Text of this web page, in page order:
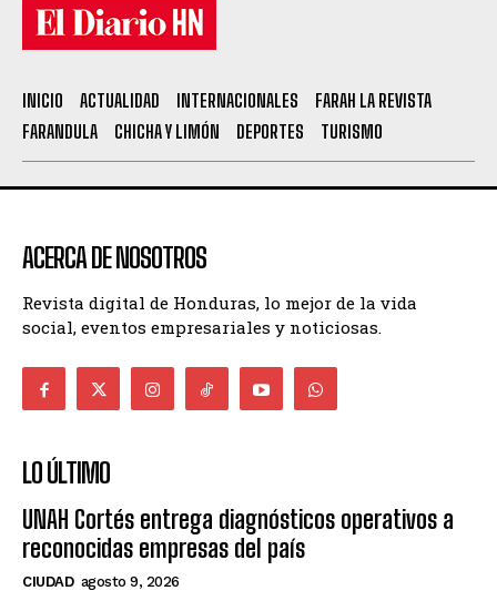
INICIO ACTUALIDAD INTERNACIONALES
FARAH LA REVISTA
FARANDULA
CHICHA Y LIMÓN DEPORTES TURISMO
ACERCA DE NOSOTROS
Revista digital de Honduras, lo mejor de la vida
social, eventos empresariales y noticiosas.
LO ÚLTIMO
UNAH Cortés entrega diagnósticos operativos a
reconocidas empresas del país
CIUDAD agosto 9, 2026